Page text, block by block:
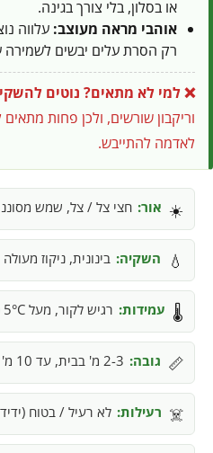
או בסלון, בלי צורך בגינה.
אוהבי מראה מעוצב: עלווה
רק הסרת עלים יבשים
❌ למי לא מתאים? נוטים
וריקבון שורשים, ולכן פחות
לאדמה להתייבש.
☀️ אור: חצי צל / צל, שמש
💧 השקיה: בינונית, ניקוז מעולה
🌡️ עמידות: רגיש לקור, מעל 5°C (אזור 9+)
📏 גובה: 2-3 מ' בבית, עד 10 מ'
☠️ רעילות: לא רעיל / בטוח